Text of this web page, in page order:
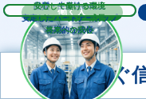
働く人
品質・生産性の向上
安定したパートナーシップ
長期的な成長
安心して働ける環境
スキルアップ・成長
将来への安心
つなぐ